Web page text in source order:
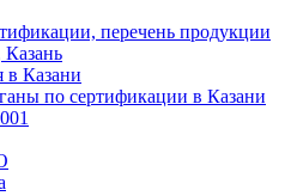
перечень продукции
в Казани
по сертификации в Казани